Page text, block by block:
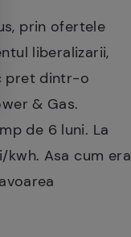
prin ofertele
liberalizarii,
pret dintr-o
& Gas.
de 6 luni. La
kwh. Asa cum era